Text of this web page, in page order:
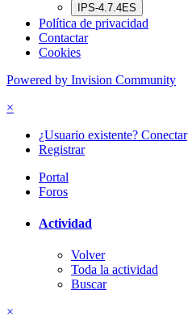
IPS-4.7.4ES
Política de privacidad
Contactar
Cookies
Powered by Invision Community
×
¿Usuario existente? Conectar
Registrar
Portal
Foros
Actividad
Volver
Toda la actividad
Buscar
×